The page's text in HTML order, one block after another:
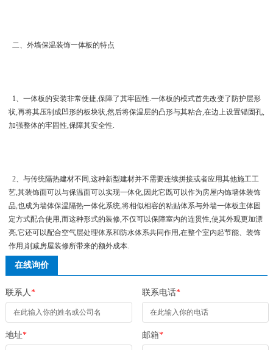
二、外墙保温装饰一体板的特点
1、一体板的安装非常便捷,保障了其牢固性.一体板的模式首先改变了防护层形
状,再将其压制成凹形的板块状,然后将保温层的凸形与其粘合,在边上设置锚固孔,
加强整体的牢固性,保障其安全性.
2、与传统隔热建材不同,这种新型建材并不需要连续拼接或者应用其他施工工
艺,其装饰面可以与保温面可以实现一体化,因此它既可以作为房屋内饰墙体装饰
品,也成为墙体保温隔热一体化系统,将相似相容的粘贴体系与外墙一体板主体固
定方式配合使用,而这种形式的装修,不仅可以保障室内的连贯性,使其外观更加漂
亮,它还可以配合空气层处理体系和防水体系共同作用,在整个室内起节能、装饰
作用,削减房屋装修所带来的额外成本.
在线询价
联系人* 联系电话*
地址* 邮箱*